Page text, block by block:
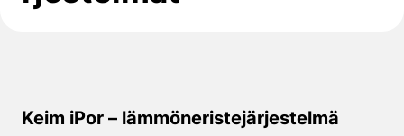
Keim iPor – lämmöneriste­järjestelmä